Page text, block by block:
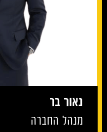
נאור בר
מנהל החברה